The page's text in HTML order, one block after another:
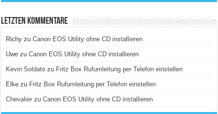
Letzten Kommentare
Richy zuCanon EOS Utility ohne CD installieren
Uwe zuCanon EOS Utility ohne CD installieren
Kevin Soldato zu Fritz Box Rufumleitung per Telefon einstellen
Elke zu Fritz Box Rufumleitung per Telefon einstellen
Chevalier zuCanon EOS Utility ohne CD installieren